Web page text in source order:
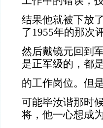
结果他就被下放
了1955年的那次
然后戴镜元回到
是正军级的，都
的工作岗位。但
可能毕汝谐那时
将，他一心想成